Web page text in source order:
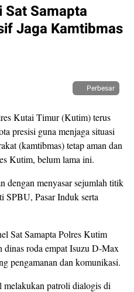
Samapta
Jaga Kamtibmas
Perbesar
Kutai Timur (Kutim) terus
presisi guna menjaga situasi
(kamtibmas) tetap aman dan
Kutim, belum lama ini.
dengan menyasar sejumlah titik
SPBU, Pasar Induk serta
Sat Samapta Polres Kutim
dinas roda empat Isuzu D-Max
pengamanan dan komunikasi.
melakukan patroli dialogis di